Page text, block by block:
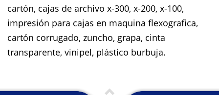
cartón, cajas de archivo x-300, x-200, x-100,
impresión para cajas en maquina flexografica,
cartón corrugado, zuncho, grapa, cinta
transparente, vinipel, plástico burbuja.